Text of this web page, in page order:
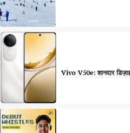
Vivo V50e: शानदार